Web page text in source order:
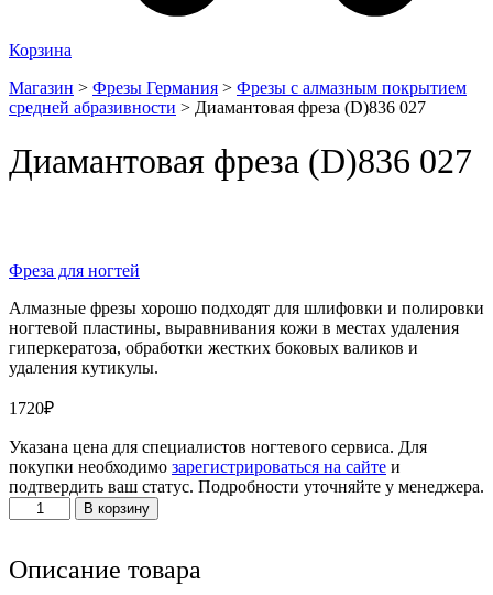
Корзина
Магазин > Фрезы Германия > Фрезы с алмазным покрытием
средней абразивности > Диамантовая фреза (D)836 027
Диамантовая фреза (D)836 027
Фреза для ногтей
Алмазные фрезы хорошо подходят для шлифовки и полировки
ногтевой пластины, выравнивания кожи в местах удаления
гиперкератоза, обработки жестких боковых валиков и
удаления кутикулы.
1720₽
Указана цена для специалистов ногтевого сервиса. Для
покупки необходимо зарегистрироваться на сайте и
подтвердить ваш статус. Подробности уточняйте у менеджера.
Количество
товара
фреза
(D)836
В корзину
Описание товара